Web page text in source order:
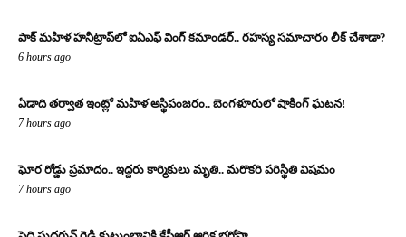
పాక్ మహిళ హనీట్రాప్‌లో ఐఏఎఫ్ వింగ్ కమాండర్.. రహస్య సమాచారం లీక్ చేశాడా?
6 hours ago
ఏడాది తర్వాత ఇంట్లో మహిళ అస్థిపంజరం.. బెంగళూరులో షాకింగ్ ఘటన!
7 hours ago
ఘోర రోడ్డు ప్రమాదం.. ఇద్దరు కార్మికులు మృతి.. మరొకరి పరిస్థితి విషమం
7 hours ago